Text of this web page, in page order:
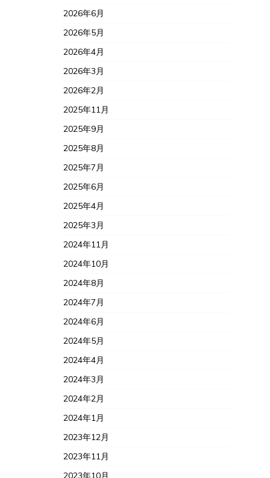
2026年6月
2026年5月
2026年4月
2026年3月
2026年2月
2025年11月
2025年9月
2025年8月
2025年7月
2025年6月
2025年4月
2025年3月
2024年11月
2024年10月
2024年8月
2024年7月
2024年6月
2024年5月
2024年4月
2024年3月
2024年2月
2024年1月
2023年12月
2023年11月
2023年10月